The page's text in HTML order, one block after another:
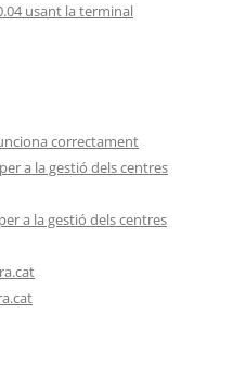
usant la terminal
correctament
a la gestió dels centres
a la gestió dels centres